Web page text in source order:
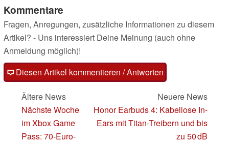
Kommentare
Fragen, Anregungen, zusätzliche Informationen zu diesem
Artikel? - Uns interessiert Deine Meinung (auch ohne
Anmeldung möglich)!
Diesen Artikel kommentieren / Antworten
Ältere News
Nächste Woche
im Xbox Game
Pass: 70-Euro-
Neuere News
Honor Earbuds 4: Kabellose In-
Ears mit Titan-Treibern und bis
zu 50 dB